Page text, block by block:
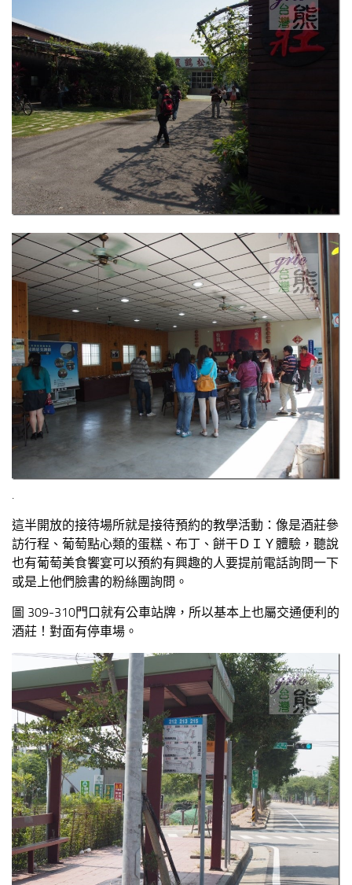
.
這半開放的接待場所就是接待預約的教學活動：像是酒莊參
訪行程、葡萄點心類的蛋糕、布丁、餅干ＤＩＹ體驗，聽說
也有葡萄美食饗宴可以預約有興趣的人要提前電話詢問一下
或是上他們臉書的粉絲團詢問。
圖 309-310門口就有公車站牌，所以基本上也屬交通便利的
酒莊！對面有停車場。